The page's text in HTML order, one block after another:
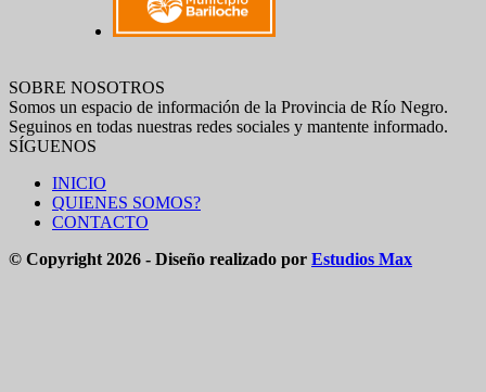
SOBRE NOSOTROS
Somos un espacio de información de la Provincia de Río Negro.
Seguinos en todas nuestras redes sociales y mantente informado.
SÍGUENOS
INICIO
QUIENES SOMOS?
CONTACTO
© Copyright 2026 - Diseño realizado por Estudios Max